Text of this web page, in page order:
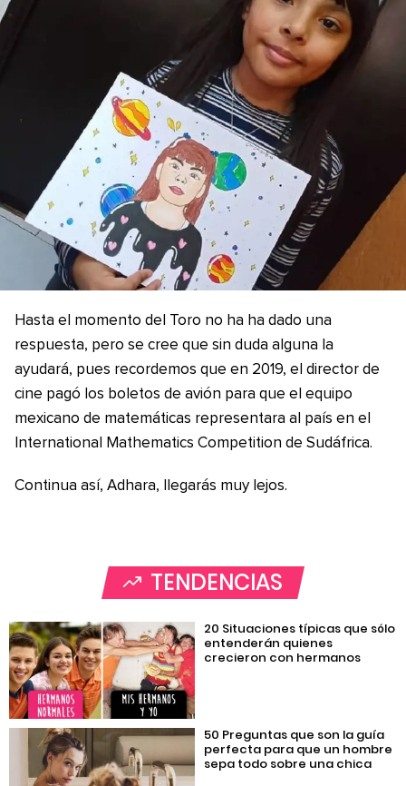
Hasta el momento del Toro no ha ha dado una
respuesta, pero se cree que sin duda alguna la
ayudará, pues recordemos que en 2019, el director de
cine pagó los boletos de avión para que el equipo
mexicano de matemáticas representara al país en el
International Mathematics Competition de Sudáfrica.
Continua así, Adhara, llegarás muy lejos.
TENDENCIAS
20 Situaciones típicas que sólo
entenderán quienes
crecieron con hermanos
50 Preguntas que son la guía
perfecta para que un hombre
sepa todo sobre una chica